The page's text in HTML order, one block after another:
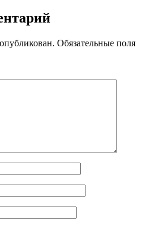
Обязательные поля